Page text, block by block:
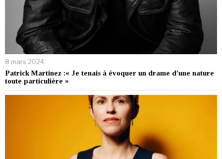
8 mars 2024
Patrick Martinez :« Je tenais à évoquer un drame d’une nature
toute particulière »